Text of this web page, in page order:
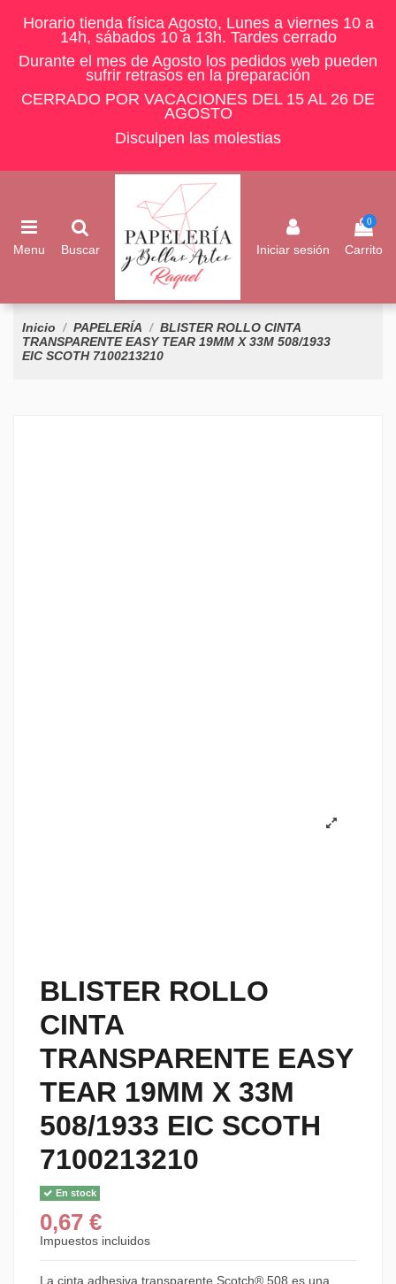
Horario tienda física Agosto, Lunes a viernes 10 a
14h, sábados 10 a 13h. Tardes cerrado
Durante el mes de Agosto los pedidos web pueden
sufrir retrasos en la preparación
CERRADO POR VACACIONES DEL 15 AL 26 DE
AGOSTO
Disculpen las molestias
Menu Buscar Iniciar sesión
0
Carrito
Inicio PAPELERÍA
BLISTER ROLLO CINTA
TRANSPARENTE EASY TEAR 19MM X 33M 508/1933
EIC SCOTH 7100213210
BLISTER ROLLO
CINTA
TRANSPARENTE EASY
TEAR 19MM X 33M
508/1933 EIC SCOTH
7100213210
En stock
0,67 €
Impuestos incluidos
La cinta adhesiva transparente Scotch® 508 es una